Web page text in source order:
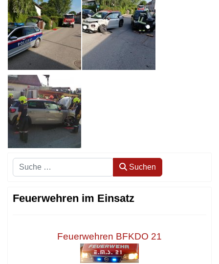
Suchen Suchen
Feuerwehren im Einsatz
Feuerwehren BFKDO 21